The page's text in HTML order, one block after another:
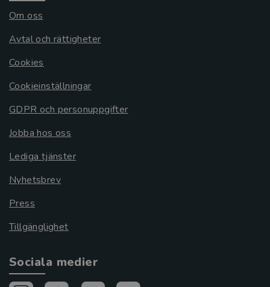
Om oss
Avtal och rättigheter
Cookies
Cookieinställningar
GDPR och personuppgifter
Jobba hos oss
Lediga tjänster
Nyhetsbrev
Press
Tillgänglighet
Sociala medier